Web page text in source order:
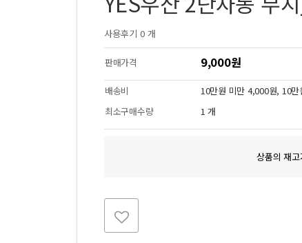
사용후기 0 개
판매가격 9,000원
배송비
10만원 미만 4,000원, 10만
최소구매수량
1 개
상품의 재